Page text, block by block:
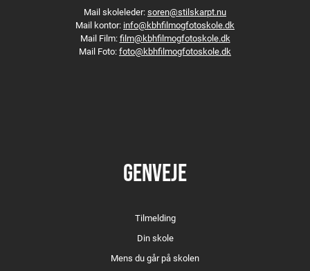
Mail skoleleder:soren@stilskarpt.nu
Mail kontor: info@kbhfilmogfotoskole.dk
Mail Film:film@kbhfilmogfotoskole.dk
Mail Foto:foto@kbhfilmogfotoskole.dk
GENVEJE
Tilmelding
Din skole
Mens du går på skolen